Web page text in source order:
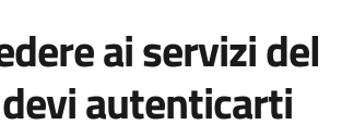
ai servizi del
autenticarti